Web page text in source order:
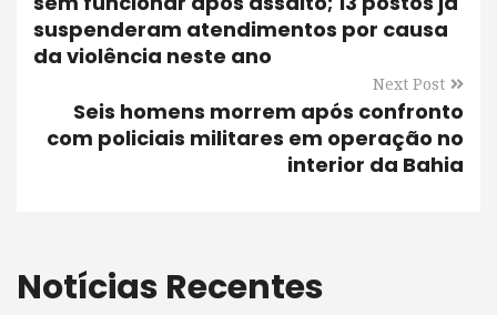
suspenderam atendimentos por causa
da violência neste ano
Next Post
Seis homens morrem após confronto
com policiais militares em operação no
interior da Bahia
Notícias Recentes